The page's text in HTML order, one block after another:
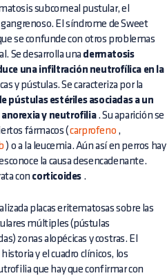
subcorneal pustular, el
El síndrome de Sweet
se confunde con otros problemas
Se desarrolla una dermatosis
una infiltración neutrofílica en la
y pústulas. Se caracteriza por la
pústulas estériles asociadas a un
y neutrofilia. Su aparición se
fármacos (carprofeno ,
) o a la leucemia. Aún así en perros hay
la causa desencadenante.
con corticoides .
placas eritematosas sobre las
múltiples (pústulas
zonas alopécicas y costras. El
y el cuadro clínicos, los
que hay que confirmar con